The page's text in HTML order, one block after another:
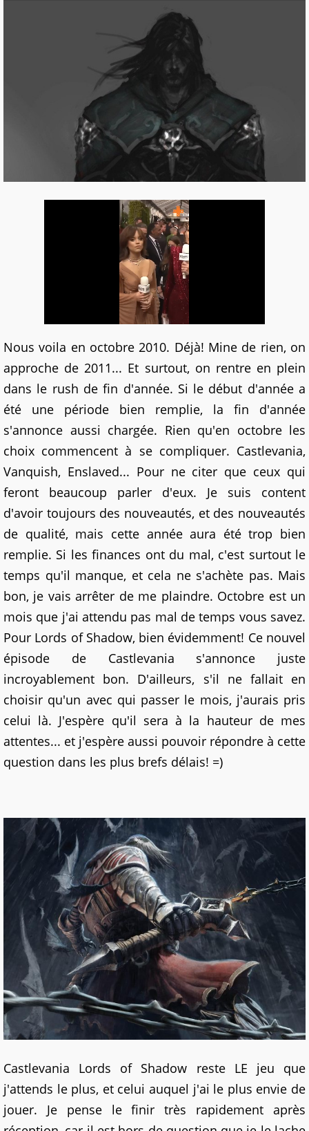
Nous voila en octobre 2010. Déjà! Mine de rien, on
approche de 2011... Et surtout, on rentre en plein
dans le rush de fin d'année. Si le début d'année a
été une période bien remplie, la fin d'année
s'annonce aussi chargée. Rien qu'en octobre les
choix commencent à se compliquer. Castlevania,
Vanquish, Enslaved... Pour ne citer que ceux qui
feront beaucoup parler d'eux. Je suis content
d'avoir toujours des nouveautés, et des nouveautés
de qualité, mais cette année aura été trop bien
remplie. Si les finances ont du mal, c'est surtout le
temps qu'il manque, et cela ne s'achète pas. Mais
bon, je vais arrêter de me plaindre. Octobre est un
mois que j'ai attendu pas mal de temps vous savez.
Pour Lords of Shadow, bien évidemment! Ce nouvel
épisode de Castlevania s'annonce juste
incroyablement bon. D'ailleurs, s'il ne fallait en
choisir qu'un avec qui passer le mois, j'aurais pris
celui là. J'espère qu'il sera à la hauteur de mes
attentes... et j'espère aussi pouvoir répondre à cette
question dans les plus brefs délais! =)
Castlevania Lords of Shadow reste LE jeu que
j'attends le plus, et celui auquel j'ai le plus envie de
jouer. Je pense le finir très rapidement après